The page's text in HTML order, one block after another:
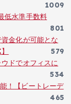
1009
低水準手数料
801
金化が可能とな
579
ドでオフィスに
534
！【ビートレーデ
465